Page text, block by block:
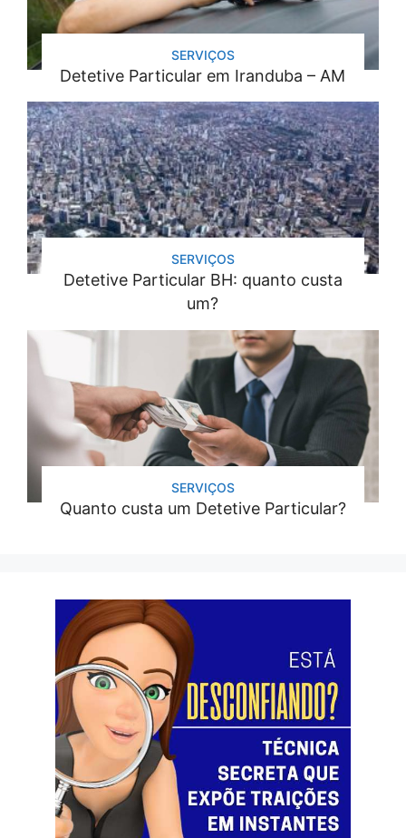
SERVIÇOS
Detetive Particular em Iranduba – AM
SERVIÇOS
Detetive Particular BH: quanto custa
um?
SERVIÇOS
Quanto custa um Detetive Particular?